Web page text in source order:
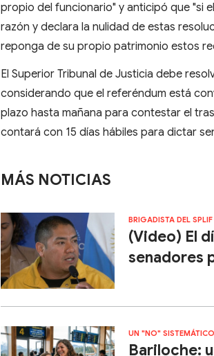
propio del funcionario" y anticipó que "si
razón y declara la nulidad de estas
reponga de su propio patrimonio estos
El Superior Tribunal de Justicia debe
considerando que el referéndum está
plazo hasta mañana para contestar el
contará con 15 días hábiles para dictar
MÁS NOTICIAS
BRIGADISTA DEL
(Video) El
senadores
UN "NO" SISTEMÁTICO
Bariloche: